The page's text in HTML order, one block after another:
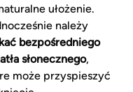
ułożenie.
należy
bezpośredniego
słonecznego,
może przyspieszyć